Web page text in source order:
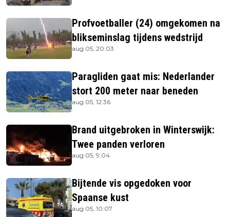
Profvoetballer (24) omgekomen na
blikseminslag tijdens wedstrijd
aug 05, 20:03
Paragliden gaat mis: Nederlander
stort 200 meter naar beneden
aug 05, 12:36
Brand uitgebroken in Winterswijk:
Twee panden verloren
aug 05, 9:04
Bijtende vis opgedoken voor
Spaanse kust
aug 05, 10:07